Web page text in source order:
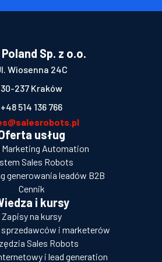
Poland Sp. z o.o.
Wiosenna 24C
30-237 Kraków
+48 514 136 766
usług
Marketing Automation
Sales Robots
generowania leadów B2B
Cennik
i kursy
Zapisy na kursy
sprzedawców i marketerów
Sales Robots
i lead generation